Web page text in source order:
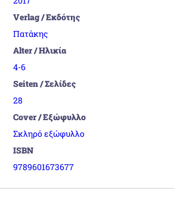
Verlag / Εκδότης
Πατάκης
Alter / Ηλικία
4-6
Seiten / Σελίδες
28
Cover / Εξώφυλλο
Σκληρό εξώφυλλο
ISBN
9789601673677